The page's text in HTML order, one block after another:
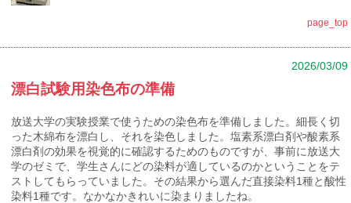
page_top
2026/03/09
漂白試験用染色布の準備
放送大学の実験授業で使うための染色布を準備しました。細長く切
った木綿布を漂白し、それを染色しました。塩素系漂白剤や酸素系
漂白剤の効果を視覚的に確認するためのものですが、事前に放送大
学のゼミで、学生さんにどの染料が適しているのかということをテ
ストしてもらっていました。その結果から選んだ直接染料1種と酸性
染料1種です。なかなかきれいに染まりましたね。